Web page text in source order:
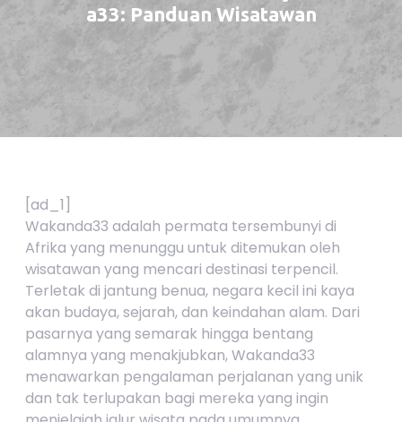
a33: Panduan Wisatawan
[ad_1]
Wakanda33 adalah permata tersembunyi di
Afrika yang menunggu untuk ditemukan oleh
wisatawan yang mencari destinasi terpencil.
Terletak di jantung benua, negara kecil ini kaya
akan budaya, sejarah, dan keindahan alam. Dari
pasarnya yang semarak hingga bentang
alamnya yang menakjubkan, Wakanda33
menawarkan pengalaman perjalanan yang unik
dan tak terlupakan bagi mereka yang ingin